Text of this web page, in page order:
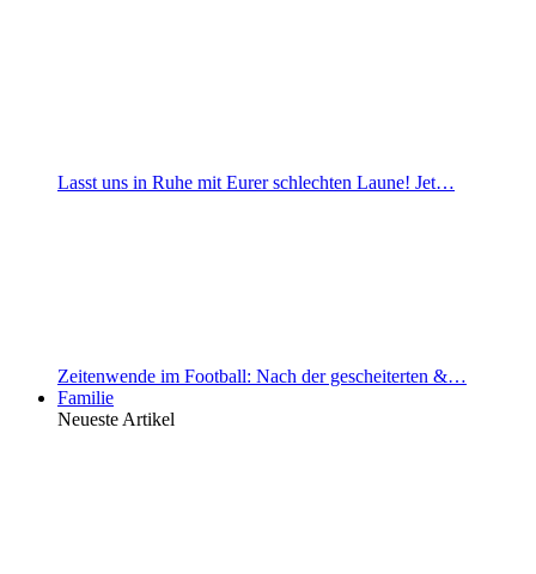
Lasst uns in Ruhe mit Eurer schlechten Laune! Jet…
Zeitenwende im Football: Nach der gescheiterten &…
Familie
Neueste Artikel